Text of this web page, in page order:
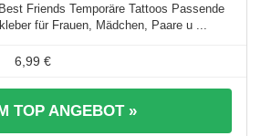
Friends Temporäre Tattoos Passende
für Frauen, Mädchen, Paare u ...
6,99 €
TOP ANGEBOT »